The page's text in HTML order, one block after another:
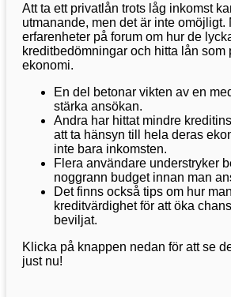
Att ta ett privatlån trots låg inkomst
utmanande, men det är inte omöjligt.
erfarenheter på forum om hur de
kreditbedömningar och hitta lån som
ekonomi.
En del betonar vikten av en
stärka ansökan.
Andra har hittat mindre
att ta hänsyn till hela deras
inte bara inkomsten.
Flera användare understryker
noggrann budget innan man
Det finns också tips om hur
kreditvärdighet för att öka
beviljat.
Klicka på knappen nedan för att se
just nu!